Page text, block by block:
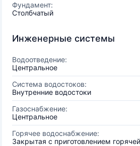
Фундамент:
Столбчатый
Инженерные системы
Водоотведение:
Центральное
Система водостоков:
Внутренние водостоки
Газоснабжение:
Центральное
Горячее водоснабжение:
Закрытая с приготовлением